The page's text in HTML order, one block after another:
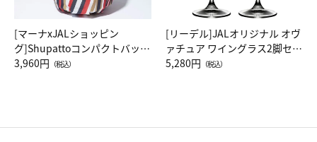
[マーナxJALショッピン
グ]Shupattoコンパクトバッグ
Drop JAL客室乗務員（LC）ス
3,960円 （税込）
[リーデル]JALオリジナル オヴ
ァチュア ワイングラス2脚セッ
ト（レッドワイン）
5,280円 （税込）